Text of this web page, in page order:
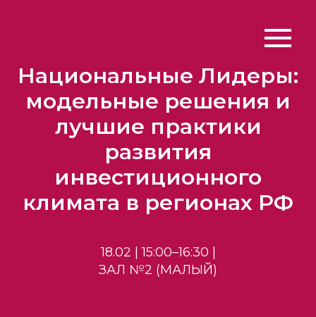
Национальные Лидеры:
модельные решения и
лучшие практики
развития
инвестиционного
климата в регионах РФ
18.02 | 15:00–16:30 |
ЗАЛ №2 (МАЛЫЙ)